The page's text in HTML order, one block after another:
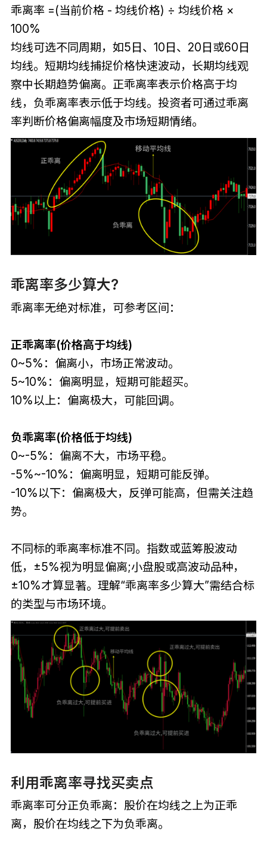
乖离率 =(当前价格 - 均线价格) ÷ 均线价格 ×
100%
均线可选不同周期，如5日、10日、20日或60日
均线。短期均线捕捉价格快速波动，长期均线观
察中长期趋势偏离。正乖离率表示价格高于均
线，负乖离率表示低于均线。投资者可通过乖离
率判断价格偏离幅度及市场短期情绪。
乖离率多少算大?
乖离率无绝对标准，可参考区间：
正乖离率(价格高于均线)
0~5%：偏离小，市场正常波动。
5~10%：偏离明显，短期可能超买。
10%以上：偏离极大，可能回调。
负乖离率(价格低于均线)
0~-5%：偏离不大，市场平稳。
-5%~-10%：偏离明显，短期可能反弹。
-10%以下：偏离极大，反弹可能高，但需关注趋
势。
不同标的乖离率标准不同。指数或蓝筹股波动
低，±5%视为明显偏离;小盘股或高波动品种，
±10%才算显著。理解“乖离率多少算大”需结合标
的类型与市场环境。
利用乖离率寻找买卖点
乖离率可分正负乖离：股价在均线之上为正乖
离，股价在均线之下为负乖离。